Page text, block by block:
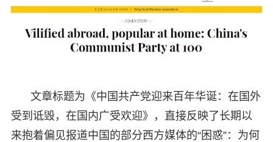
文章标题为《中国共产党迎来百年华诞：在国外
受到诋毁，在国内广受欢迎》，直接反映了长期以
来抱着偏见报道中国的部分西方媒体的“困惑”：为何